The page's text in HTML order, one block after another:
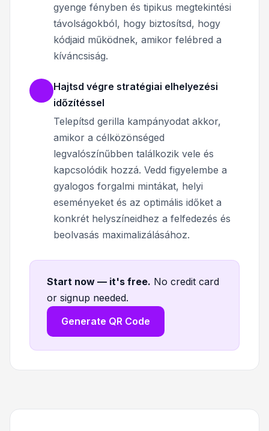
gyenge fényben és tipikus megtekintési
távolságokból, hogy biztosítsd, hogy
kódjaid működnek, amikor felébred a
kíváncsiság.
Hajtsd végre stratégiai elhelyezési
időzítéssel
Telepítsd gerilla kampányodat akkor,
amikor a célközönséged
legvalószínűbben találkozik vele és
kapcsolódik hozzá. Vedd figyelembe a
gyalogos forgalmi mintákat, helyi
eseményeket és az optimális időket a
konkrét helyszíneidhez a felfedezés és
beolvasás maximalizálásához.
Start now — it's free. No credit card
or signup needed.
Generate QR Code